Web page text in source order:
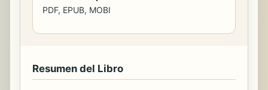
PDF, EPUB, MOBI
Resumen del Libro